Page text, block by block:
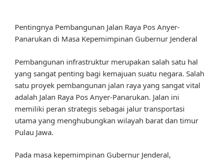
Pentingnya Pembangunan Jalan Raya Pos Anyer-
Panarukan di Masa Kepemimpinan Gubernur Jenderal
Pembangunan infrastruktur merupakan salah satu hal
yang sangat penting bagi kemajuan suatu negara. Salah
satu proyek pembangunan jalan raya yang sangat vital
adalah Jalan Raya Pos Anyer-Panarukan. Jalan ini
memiliki peran strategis sebagai jalur transportasi
utama yang menghubungkan wilayah barat dan timur
Pulau Jawa.
Pada masa kepemimpinan Gubernur Jenderal,